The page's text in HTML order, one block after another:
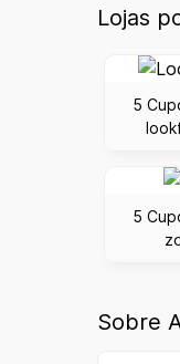
Lojas
5
5
Sobre